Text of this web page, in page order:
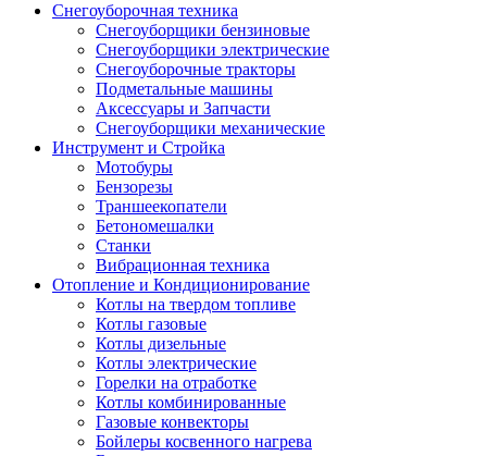
Снегоуборочная техника
Снегоуборщики бензиновые
Снегоуборщики электрические
Снегоуборочные тракторы
Подметальные машины
Аксессуары и Запчасти
Снегоуборщики механические
Инструмент и Стройка
Мотобуры
Бензорезы
Траншеекопатели
Бетономешалки
Станки
Вибрационная техника
Отопление и Кондиционирование
Котлы на твердом топливе
Котлы газовые
Котлы дизельные
Котлы электрические
Горелки на отработке
Котлы комбинированные
Газовые конвекторы
Бойлеры косвенного нагрева